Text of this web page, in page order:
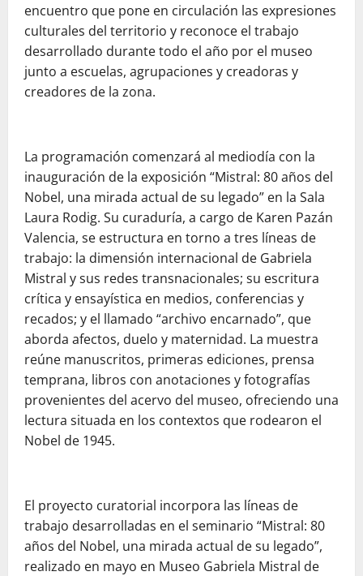
encuentro que pone en circulación las expresiones
culturales del territorio y reconoce el trabajo
desarrollado durante todo el año por el museo
junto a escuelas, agrupaciones y creadoras y
creadores de la zona.
La programación comenzará al mediodía con la
inauguración de la exposición “Mistral: 80 años del
Nobel, una mirada actual de su legado” en la Sala
Laura Rodig. Su curaduría, a cargo de Karen Pazán
Valencia, se estructura en torno a tres líneas de
trabajo: la dimensión internacional de Gabriela
Mistral y sus redes transnacionales; su escritura
crítica y ensayística en medios, conferencias y
recados; y el llamado “archivo encarnado”, que
aborda afectos, duelo y maternidad. La muestra
reúne manuscritos, primeras ediciones, prensa
temprana, libros con anotaciones y fotografías
provenientes del acervo del museo, ofreciendo una
lectura situada en los contextos que rodearon el
Nobel de 1945.
El proyecto curatorial incorpora las líneas de
trabajo desarrolladas en el seminario “Mistral: 80
años del Nobel, una mirada actual de su legado”,
realizado en mayo en Museo Gabriela Mistral de